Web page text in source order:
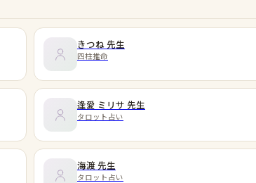
きつね 先生
四柱推命
逢愛 ミリサ 先生
タロット占い
海渡 先生
タロット占い